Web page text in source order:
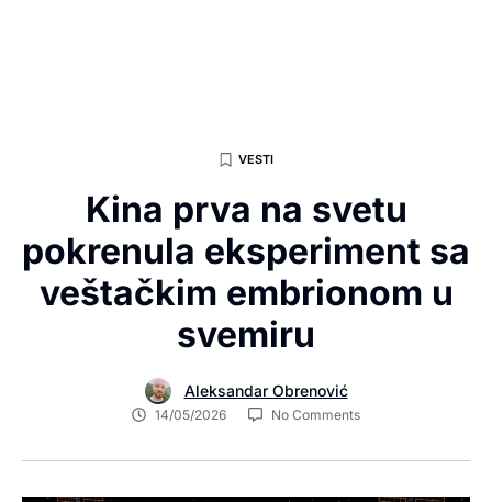
VESTI
Kina prva na svetu
pokrenula eksperiment sa
veštačkim embrionom u
svemiru
Aleksandar Obrenović
14/05/2026 No Comments